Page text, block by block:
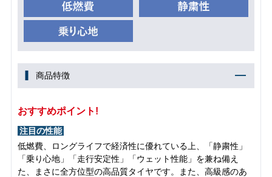
商品特徴
おすすめポイント!
注目の性能
低燃費、ロングライフで経済性に優れている上、「静粛性」
「乗り心地」「走行安定性」「ウェット性能」を兼ね備え
た、まさに全方位型の高品質タイヤです。また、高級感のあ